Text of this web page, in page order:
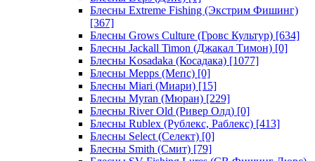
Блесны Extreme Fishing (Экстрим Фишинг)
[367]
Блесны Grows Culture (Гровс Культур) [634]
Блесны Jackall Timon (Джакал Тимон) [0]
Блесны Kosadaka (Косадака) [1077]
Блесны Mepps (Мепс) [0]
Блесны Miari (Миари) [15]
Блесны Myran (Мюран) [229]
Блесны River Old (Ривер Олд) [0]
Блесны Rublex (Рублекс, Раблекс) [413]
Блесны Select (Селект) [0]
Блесны Smith (Смит) [79]